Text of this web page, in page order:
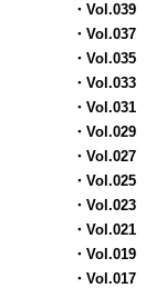
・Vol.039
・Vol.037
・Vol.035
・Vol.033
・Vol.031
・Vol.029
・Vol.027
・Vol.025
・Vol.023
・Vol.021
・Vol.019
・Vol.017